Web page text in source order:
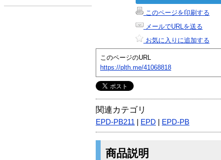
このページを印刷する
メールでURLを送る
お気に入りに追加する
このページのURL
https://plth.me/41068818
関連カテゴリ
EPD-PB211 EPD EPD-PB
商品説明